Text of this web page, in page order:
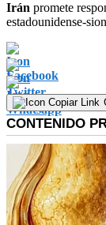
Irán promete
estadounidense-